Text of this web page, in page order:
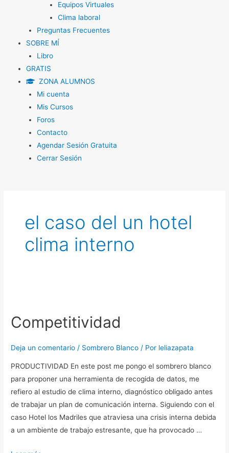
Equipos Virtuales
Clima laboral
Preguntas Frecuentes
SOBRE MÍ
Libro
GRATIS
ZONA ALUMNOS
Mi cuenta
Mis Cursos
Foros
Contacto
Agendar Sesión Gratuita
Cerrar Sesión
el caso del un hotel
clima interno
Competitividad
Deja un comentario / Sombrero Blanco / Por leliazapata
PRODUCTIVIDAD En este post me pongo el sombrero blanco
para proponer una herramienta de recogida de datos, me
refiero al estudio de clima interno, diagnóstico obligado antes
de trabajar un plan de comunicación interna. Siguiendo con el
caso Hotel los Madriles que atraviesa una crisis interna debida
a un ambiente de trabajo estresante, que ha provocado …